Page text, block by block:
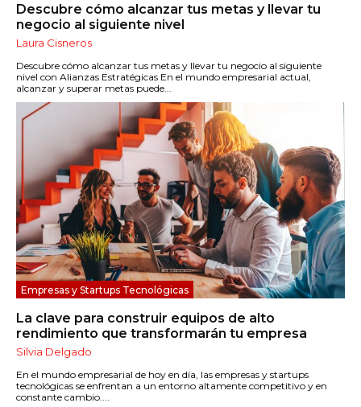
Descubre cómo alcanzar tus metas y llevar tu
negocio al siguiente nivel
Laura Cisneros
Descubre cómo alcanzar tus metas y llevar tu negocio al siguiente
nivel con Alianzas Estratégicas En el mundo empresarial actual,
alcanzar y superar metas puede...
Empresas y Startups Tecnológicas
La clave para construir equipos de alto
rendimiento que transformarán tu empresa
Silvia Delgado
En el mundo empresarial de hoy en día, las empresas y startups
tecnológicas se enfrentan a un entorno altamente competitivo y en
constante cambio....